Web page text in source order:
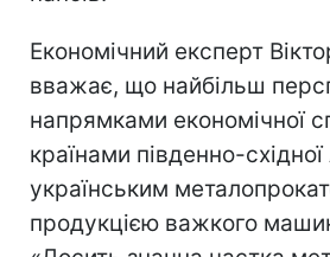
Економічний експерт
вважає, що найбільш
напрямками економічної
країнами південно-східної
українським
продукцією важкого